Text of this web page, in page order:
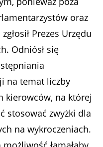
oraz
Prezes Urzędu
Odniósł się
na temat liczby
kierowców, na której
stosować zwyżki dla
na wykroczeniach.